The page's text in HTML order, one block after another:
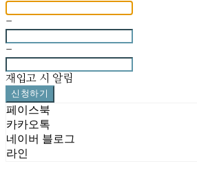
-
-
재입고 시 알림
신청하기
페이스북
카카오톡
네이버 블로그
라인